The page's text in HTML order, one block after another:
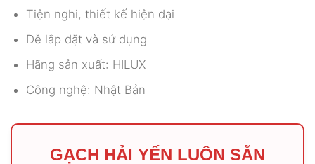
Tiện nghi, thiết kế hiện đại
Dễ lắp đặt và sử dụng
Hãng sản xuất: HILUX
Công nghệ: Nhật Bản
GẠCH HẢI YẾN LUÔN SẴN